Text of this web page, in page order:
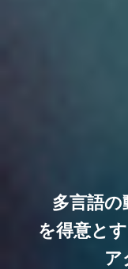
多言語
を得意と
ア